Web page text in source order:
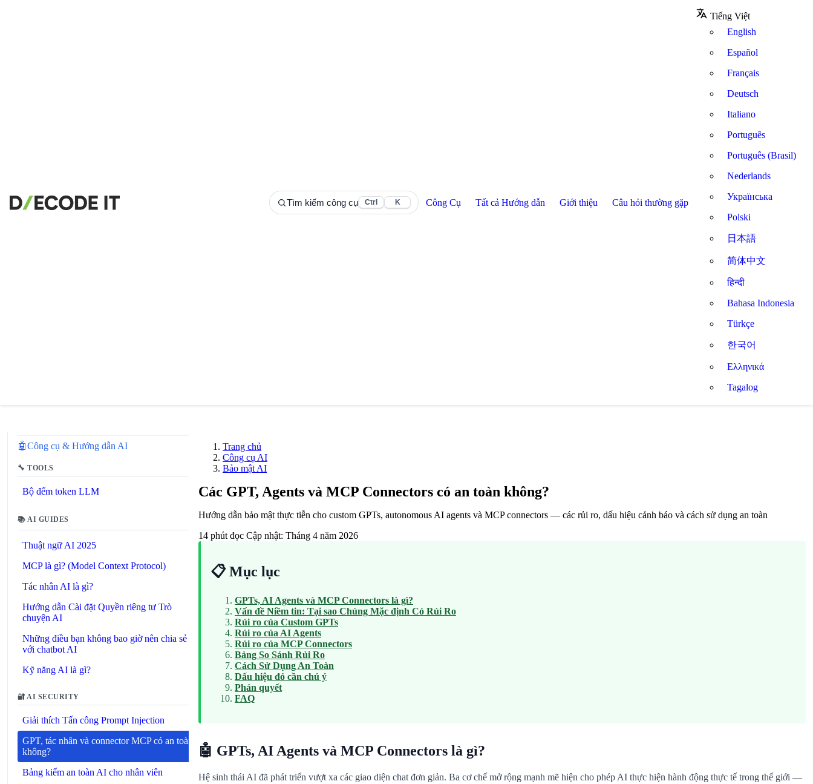
Tìm kiếm công cụ Ctrl K Công Cụ Tất cả Hướng dẫn Giới thiệu Câu hỏi thường gặp
Tiếng Việt
English
Español
Français
Deutsch
Italiano
Português
Português (Brasil)
Nederlands
Українська
Polski
日本語
简体中文
हिन्दी
Bahasa Indonesia
Türkçe
한국어
Ελληνικά
Tagalog
🤖Công cụ & Hướng dẫn AI
🔧 TOOLS
Bộ đếm token LLM
📚 AI GUIDES
Thuật ngữ AI 2025
MCP là gì? (Model Context Protocol)
Tác nhân AI là gì?
Hướng dẫn Cài đặt Quyền riêng tư Trò
chuyện AI
Những điều bạn không bao giờ nên chia sẻ
với chatbot AI
Kỹ năng AI là gì?
🔐 AI SECURITY
Giải thích Tấn công Prompt Injection
GPT, tác nhân và connector MCP có an toàn
không?
Bảng kiểm an toàn AI cho nhân viên
Trang chủ
Công cụ AI
Bảo mật AI
Các GPT, Agents và MCP Connectors có an toàn không?
Hướng dẫn bảo mật thực tiễn cho custom GPTs, autonomous AI agents và MCP connectors — các rủi ro, dấu hiệu cảnh báo và cách sử dụng an toàn
14 phút đọc Cập nhật: Tháng 4 năm 2026
📋 Mục lục
GPTs, AI Agents và MCP Connectors là gì?
Vấn đề Niềm tin: Tại sao Chúng Mặc định Có Rủi Ro
Rủi ro của Custom GPTs
Rủi ro của AI Agents
Rủi ro của MCP Connectors
Bảng So Sánh Rủi Ro
Cách Sử Dụng An Toàn
Dấu hiệu đỏ cần chú ý
Phán quyết
FAQ
🤖 GPTs, AI Agents và MCP Connectors là gì?
Hệ sinh thái AI đã phát triển vượt xa các giao diện chat đơn giản. Ba cơ chế mở rộng mạnh mẽ hiện cho phép AI thực hiện hành động thực tế trong thế giới —